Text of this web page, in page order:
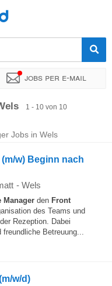
Jobs per e-mail
Unternehmen
1 - 10 von 10
Jobs in Wels
w) Beginn nach
- Wels
Manager den Front
des Teams und
Rezeption. Dabei
Betreuung...
w/d)